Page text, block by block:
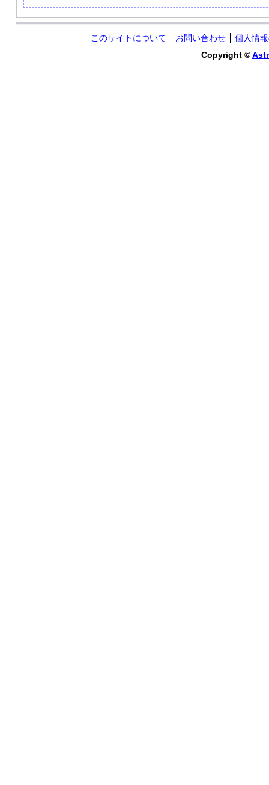
このサイトについて お問い合わせ
個人情
Copyright ©